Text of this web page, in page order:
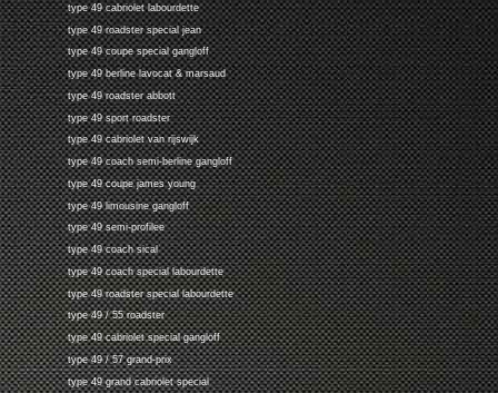
type 49 cabriolet labourdette
type 49 roadster special jean
type 49 coupe special gangloff
type 49 berline lavocat & marsaud
type 49 roadster abbott
type 49 sport roadster
type 49 cabriolet van rijswijk
type 49 coach semi-berline gangloff
type 49 coupe james young
type 49 limousine gangloff
type 49 semi-profilee
type 49 coach sical
type 49 coach special labourdette
type 49 roadster special labourdette
type 49 / 55 roadster
type 49 cabriolet special gangloff
type 49 / 57 grand-prix
type 49 grand cabriolet special